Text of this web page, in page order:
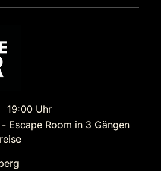
19:00 Uhr
Escape Room in 3 Gängen